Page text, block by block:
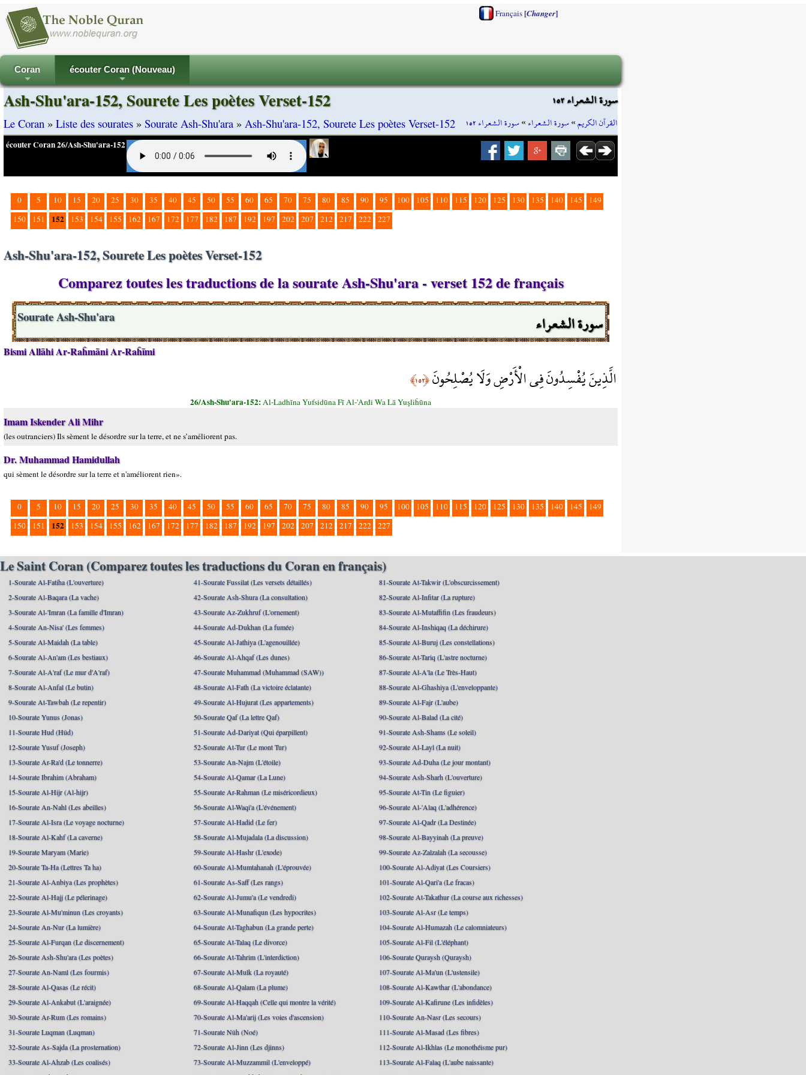
Français[Changer]
+
Coran
+
écouter Coran (Nouveau)
سورة الشعراء ١٥٢
القرآن الكريم»سورة الشعراء»سورة الشعراء ١٥٢
Ash-Shu'ara-152, Sourete Les poètes Verset-152
Le Coran » Liste des sourates » Sourate Ash-Shu'ara » Ash-Shu'ara-152, Sourete Les poètes Verset-152
écouter Coran 26/Ash-Shu'ara-152
0 5 10 15 20 25 30 35 40 45 50 55 60 65 70 75 80 85 90 95 100 105 110 115 120 125 130 135 140 145
149
150
151 152 153 154 155 162 167 172 177 182 187 192 197 202 207 212 217 222 227
Ash-Shu'ara-152, Sourete Les poètes Verset-152
Comparez toutes les traductions de la sourate Ash-Shu'ara - verset 152 de français
سورة الشعراء Sourate Ash-Shu'ara
Bismi Allāhi Ar-Raĥmāni Ar-Raĥīmi
الَّذِينَ يُفْسِدُونَ فِي الْأَرْضِ وَلَا يُصْلِحُونَ﴿١٥٢﴾
26/Ash-Shu'ara-152:Al-Ladhīna Yufsidūna Fī Al-'Arđi Wa Lā Yuşliĥūna
Imam Iskender Ali Mihr
(les outranciers) Ils sèment le désordre sur la terre, et ne s’améliorent pas.
Dr. Muhammad Hamidullah
qui sèment le désordre sur la terre et n'améliorent rien».
0 5 10 15 20 25 30 35 40 45 50 55 60 65 70 75 80 85 90 95 100 105 110 115 120 125 130 135 140 145
149
150
151 152 153 154 155 162 167 172 177 182 187 192 197 202 207 212 217 222 227
Le Saint Coran (Comparez toutes les traductions du Coran en français)
1-Sourate Al-Fatiha (L'ouverture)
2-Sourate Al-Baqara (La vache)
3-Sourate Al-'Imran (La famille d'Imran)
4-Sourate An-Nisa' (Les femmes)
5-Sourate Al-Maidah (La table)
6-Sourate Al-An'am (Les bestiaux)
7-Sourate Al-A'raf (Le mur d'A'raf)
8-Sourate Al-Anfal (Le butin)
9-Sourate At-Tawbah (Le repentir)
10-Sourate Yunus (Jonas)
11-Sourate Hud (Hûd)
12-Sourate Yusuf (Joseph)
13-Sourate Ar-Ra'd (Le tonnerre)
14-Sourate Ibrahim (Abraham)
15-Sourate Al-Hijr (Al-hijr)
16-Sourate An-Nahl (Les abeilles)
17-Sourate Al-Isra (Le voyage nocturne)
18-Sourate Al-Kahf (La caverne)
19-Sourate Maryam (Marie)
20-Sourate Ta-Ha (Lettres Ta ha)
21-Sourate Al-Anbiya (Les prophètes)
22-Sourate Al-Hajj (Le pélerinage)
23-Sourate Al-Mu'minun (Les croyants)
24-Sourate An-Nur (La lumière)
25-Sourate Al-Furqan (Le discernement)
26-Sourate Ash-Shu'ara (Les poètes)
27-Sourate An-Naml (Les fourmis)
28-Sourate Al-Qasas (Le récit)
29-Sourate Al-Ankabut (L'araignée)
30-Sourate Ar-Rum (Les romains)
31-Sourate Luqman (Luqman)
32-Sourate As-Sajda (La prosternation)
33-Sourate Al-Ahzab (Les coalisés)
41-Sourate Fussilat (Les versets détaillés)
42-Sourate Ash-Shura (La consultation)
43-Sourate Az-Zukhruf (L'ornement)
44-Sourate Ad-Dukhan (La fumée)
45-Sourate Al-Jathiya (L'agenouillée)
46-Sourate Al-Ahqaf (Les dunes)
47-Sourate Muhammad (Muhammad (SAW))
48-Sourate Al-Fath (La victoire éclatante)
49-Sourate Al-Hujurat (Les appartements)
50-Sourate Qaf (La lettre Qaf)
51-Sourate Ad-Dariyat (Qui éparpillent)
52-Sourate At-Tur (Le mont Tur)
53-Sourate An-Najm (L'étoile)
54-Sourate Al-Qamar (La Lune)
55-Sourate Ar-Rahman (Le miséricordieux)
56-Sourate Al-Waqi'a (L'événement)
57-Sourate Al-Hadid (Le fer)
58-Sourate Al-Mujadala (La discussion)
59-Sourate Al-Hashr (L'exode)
60-Sourate Al-Mumtahanah (L'éprouvée)
61-Sourate As-Saff (Les rangs)
62-Sourate Al-Jumu'a (Le vendredi)
63-Sourate Al-Munafiqun (Les hypocrites)
64-Sourate At-Taghabun (La grande perte)
65-Sourate At-Talaq (Le divorce)
66-Sourate At-Tahrim (L'interdiction)
67-Sourate Al-Mulk (La royauté)
68-Sourate Al-Qalam (La plume)
69-Sourate Al-Haqqah (Celle qui montre la vérité)
70-Sourate Al-Ma'arij (Les voies d'ascension)
71-Sourate Nûh (Noé)
72-Sourate Al-Jinn (Les djinns)
73-Sourate Al-Muzzammil (L'enveloppé)
81-Sourate At-Takwir (L'obscurcissement)
82-Sourate Al-Infitar (La rupture)
83-Sourate Al-Mutaffifin (Les fraudeurs)
84-Sourate Al-Inshiqaq (La déchirure)
85-Sourate Al-Buruj (Les constellations)
86-Sourate At-Tariq (L'astre nocturne)
87-Sourate Al-A'la (Le Très-Haut)
88-Sourate Al-Ghashiya (L'enveloppante)
89-Sourate Al-Fajr (L'aube)
90-Sourate Al-Balad (La cité)
91-Sourate Ash-Shams (Le soleil)
92-Sourate Al-Layl (La nuit)
93-Sourate Ad-Duha (Le jour montant)
94-Sourate Ash-Sharh (L'ouverture)
95-Sourate At-Tin (Le figuier)
96-Sourate Al-'Alaq (L'adhérence)
97-Sourate Al-Qadr (La Destinée)
98-Sourate Al-Bayyinah (La preuve)
99-Sourate Az-Zalzalah (La secousse)
100-Sourate Al-Adiyat (Les Coursiers)
101-Sourate Al-Qari'a (Le fracas)
102-Sourate At-Takathur (La course aux richesses)
103-Sourate Al-Asr (Le temps)
104-Sourate Al-Humazah (Le calomniateurs)
105-Sourate Al-Fil (L'éléphant)
106-Sourate Quraysh (Quraysh)
107-Sourate Al-Ma'un (L'ustensile)
108-Sourate Al-Kawthar (L'abondance)
109-Sourate Al-Kafirune (Les infidèles)
110-Sourate An-Nasr (Les secours)
111-Sourate Al-Masad (Les fibres)
112-Sourate Al-Ikhlas (Le monothéisme pur)
113-Sourate Al-Falaq (L'aube naissante)